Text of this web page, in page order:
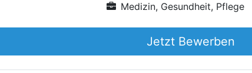
Medizin, Gesundheit, Pflege
Jetzt Bewerben